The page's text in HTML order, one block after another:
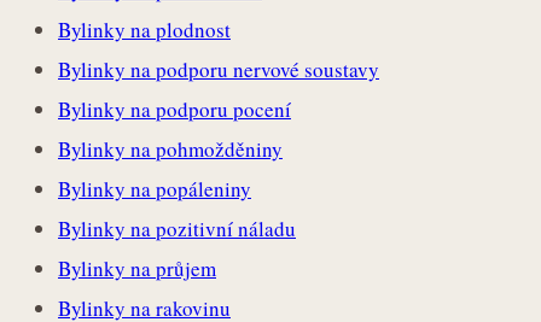
Bylinky na plodnost
Bylinky na podporu nervové soustavy
Bylinky na podporu pocení
Bylinky na pohmožděniny
Bylinky na popáleniny
Bylinky na pozitivní náladu
Bylinky na průjem
Bylinky na rakovinu